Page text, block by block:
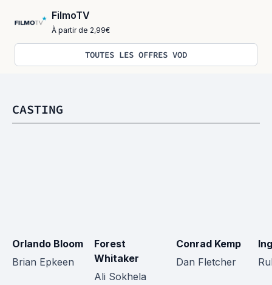
FilmoTV
À partir de 2,99€
TOUTES LES OFFRES VOD
CASTING
Orlando Bloom
Brian Epkeen
Forest
Whitaker
Ali Sokhela
Conrad Kemp
Dan Fletcher